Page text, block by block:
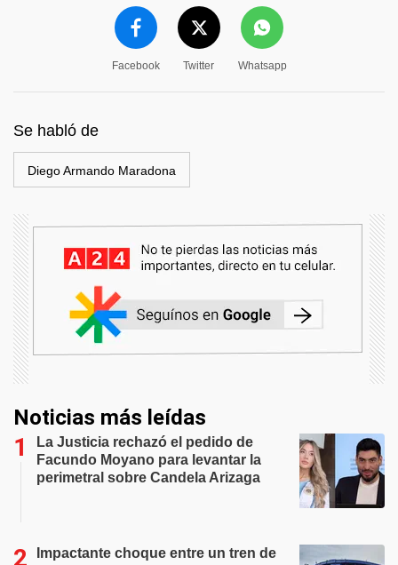
Facebook Twitter Whatsapp
Se habló de
Diego Armando Maradona
Noticias más leídas
La Justicia rechazó el pedido de
Facundo Moyano para levantar la
perimetral sobre Candela Arizaga
Impactante choque entre un tren de